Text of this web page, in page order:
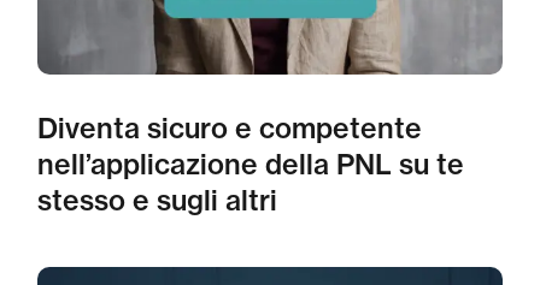
Diventa sicuro e competente
nell’applicazione della PNL su te
stesso e sugli altri